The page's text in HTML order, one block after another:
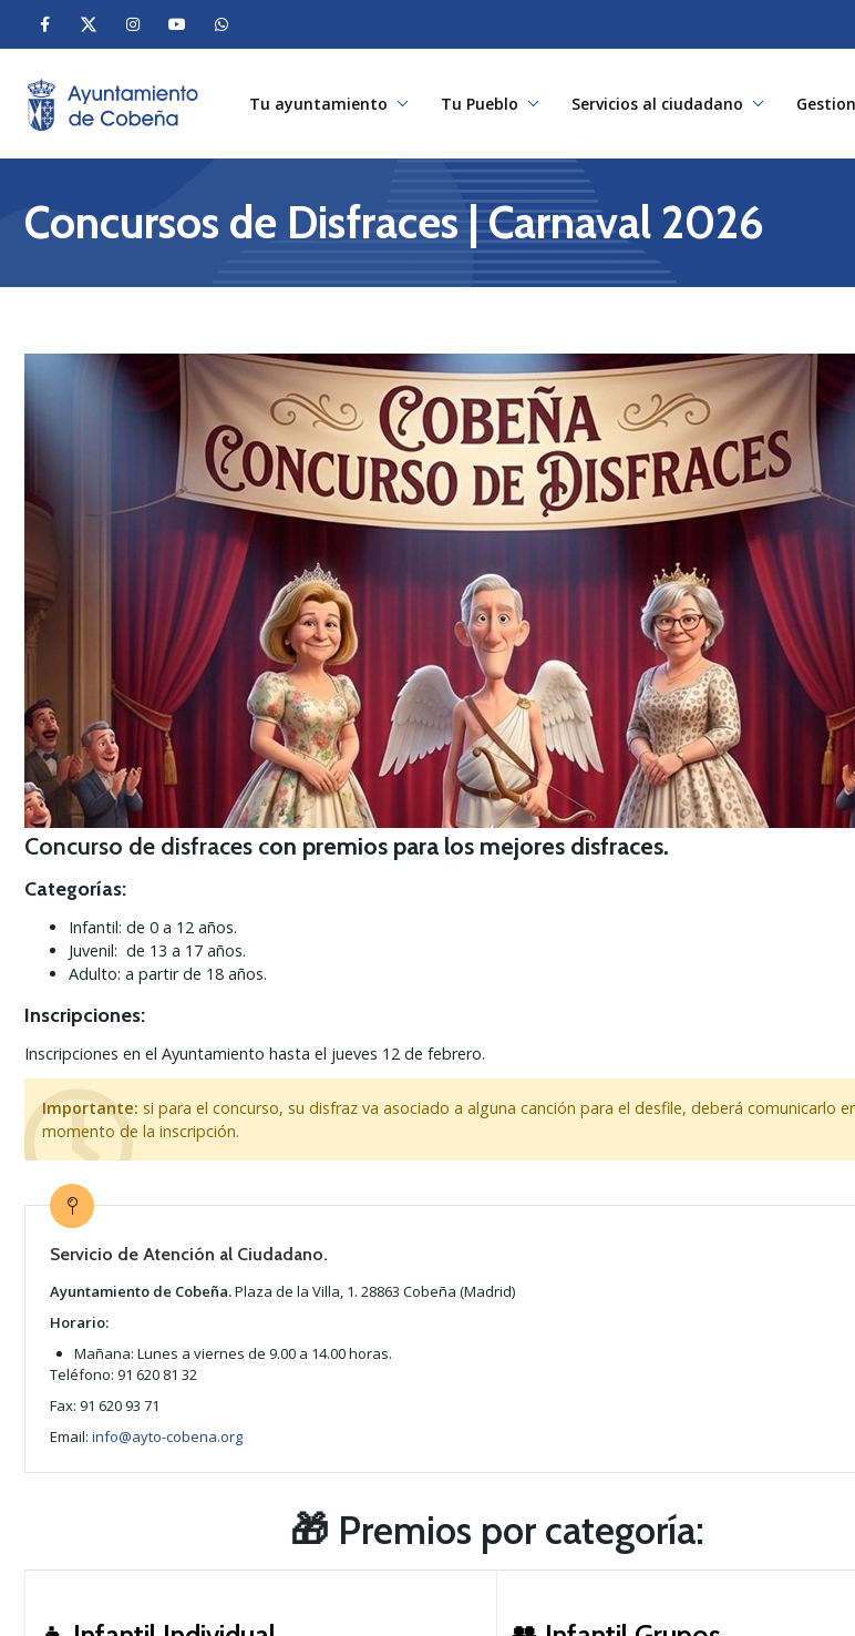
Tu ayuntamiento Tu Pueblo Servicios al ciudadano
Concursos de Disfraces | Carnaval 2026
Concurso de disfraces con premios para los mejores disfraces.
Categorías:
Infantil: de 0 a 12 años.
Juvenil: de 13 a 17 años.
Adulto: a partir de 18 años.
Inscripciones:
Inscripciones en el Ayuntamiento hasta el jueves 12 de febrero.
Importante: si para el concurso, su disfraz va asociado a alguna canción para el desfile, deberá comunicarlo
momento de la inscripción.
Servicio de Atención al Ciudadano.
Ayuntamiento de Cobeña.Plaza de la Villa, 1. 28863 Cobeña (Madrid)
Horario:
Mañana: Lunes a viernes de 9.00 a 14.00 horas.
Teléfono: 91 620 81 32
Fax: 91 620 93 71
Email: info@ayto-cobena.org
🎁 Premios por categoría: